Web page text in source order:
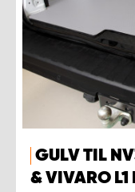
GULV TIL
& VIVARO